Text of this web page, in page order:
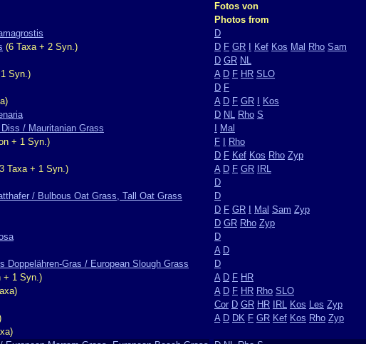
Fotos von
Photos from
D
(6 Taxa + 2 Syn.) D F GR Kef Kos Mal Rho Sam
D GR NL
Syn.) A D F HR SLO
D F
A D F GR
Kos
D NL Rho S
/ Mauritanian Grass
Mal
+ 1 Syn.) F
Rho
D F Kef Kos Rho Zyp
Taxa + 1 Syn.) A D F GR
IRL
D
/ Bulbous Oat Grass, Tall Oat Grass
D
D F GR Mal Sam Zyp
D GR Rho Zyp
D
A D
Doppelähren-Gras / European Slough Grass
D
+ 1 Syn.) A D F HR
A D F HR Rho SLO
Cor D GR HR IRL Kos Les Zyp
A D DK F GR Kef Kos Rho Zyp